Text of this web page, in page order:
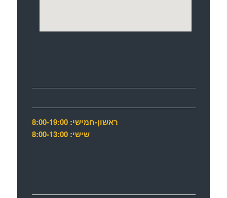
ראשון-חמישי: 8:00-19:00
שישי: 8:00-13:00